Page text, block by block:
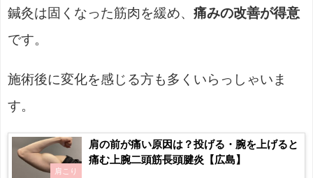
鍼灸は固くなった筋肉を緩め、 痛みの改善が得意
です。
施術後に変化を感じる方も多くいらっしゃいま
す。
肩こり
肩の前が痛い原因は？投げる・腕を上げると
痛む上腕二頭筋長頭腱炎【広島】